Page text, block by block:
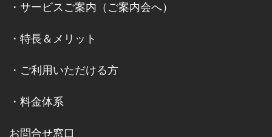
・ サービスご案内 （ ご案内会へ）
・ 特長＆メリット
・ ご利用いただける方
・ 料金体系
お問合せ窓口